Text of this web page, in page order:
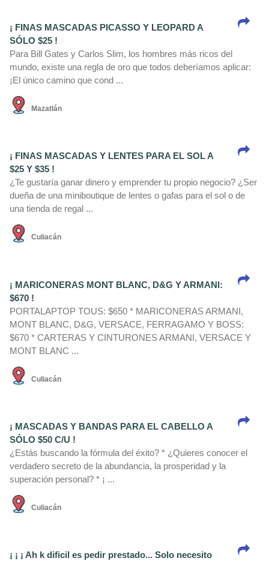
¡ FINAS MASCADAS PICASSO Y LEOPARD A
SÓLO $25 !
Para Bill Gates y Carlos Slim, los hombres más ricos del
mundo, existe una regla de oro que todos deberí­amos aplicar:
¡El único camino que cond ...
Mazatlán
¡ FINAS MASCADAS Y LENTES PARA EL SOL A
$25 Y $35 !
¿Te gustarí­a ganar dinero y emprender tu propio negocio? ¿Ser
dueña de una miniboutique de lentes o gafas para el sol o de
una tienda de regal ...
Culiacán
¡ MARICONERAS MONT BLANC, D&G Y ARMANI:
$670 !
PORTALAPTOP TOUS: $650 * MARICONERAS ARMANI,
MONT BLANC, D&G, VERSACE, FERRAGAMO Y BOSS:
$670 * CARTERAS Y CINTURONES ARMANI, VERSACE Y
MONT BLANC ...
Culiacán
¡ MASCADAS Y BANDAS PARA EL CABELLO A
SÓLO $50 C/U !
¿Estás buscando la fórmula del éxito? * ¿Quieres conocer el
verdadero secreto de la abundancia, la prosperidad y la
superación personal? * ¡ ...
Culiacán
¡ ¡ ¡ Ah k dificil es pedir prestado... Solo necesito